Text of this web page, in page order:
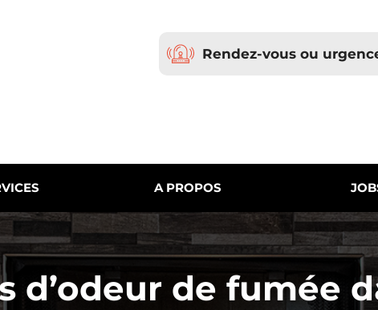
Rendez-vous ou
A PROPOS
d’odeur de fumée